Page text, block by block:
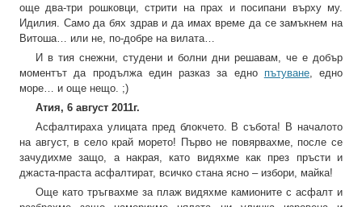
още два-три рошковци, стрити на прах и посипани върху му.
Идилия. Само да бях здрав и да имах време да се замъкнем на
Витоша… или не, по-добре на вилата…
И в тия снежни, студени и болни дни решавам, че е добър
моментът да продължа един разказ за едно пътуване, едно
море… и още нещо. ;)
Атия, 6 август 2011г.
Асфалтираха улицата пред блокчето. В събота! В началото
на август, в село край морето! Първо не повярвахме, после се
зачудихме защо, а накрая, като видяхме как през пръсти и
джаста-праста асфалтират, всичко стана ясно – избори, майка!
Още като тръгвахме за плаж видяхме камионите с асфалт и